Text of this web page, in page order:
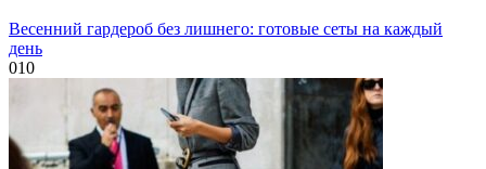
Весенний гардероб без лишнего: готовые сеты на каждый
день
010